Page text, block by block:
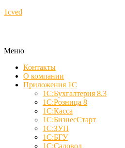
1cved
Меню
Контакты
О компании
Приложения 1С
1С:Бухгалтерия 8.3
1С:Розница 8
1С:Касса
1С:БизнесСтарт
1С:ЗУП
1С:БГУ
1С:Садовод